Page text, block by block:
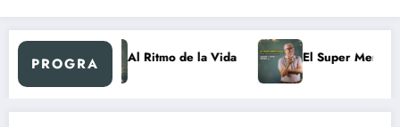
PROGRA
Retro Al Ritmo de la Vida El Super Mercadón